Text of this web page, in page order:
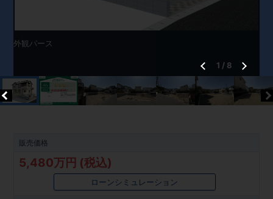
販売価格
5,480万円 (税込)
ローンシミュレーション
外観パース
1 / 8